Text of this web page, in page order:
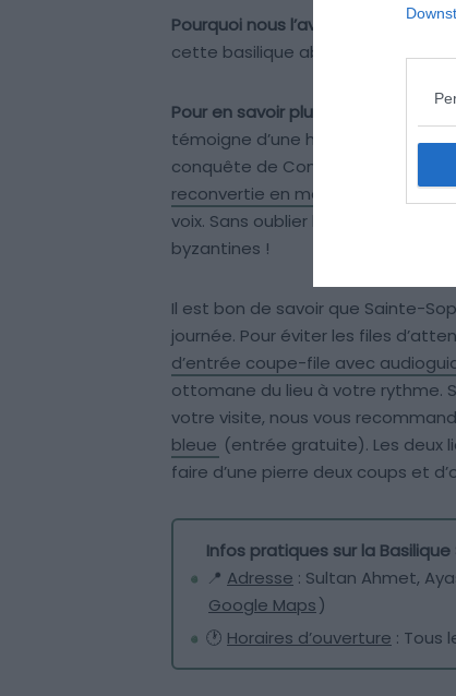
Pourquoi nous l’avons sélectionné :
cette basilique abrite des
Pour en savoir plus :
La Basilique
témoigne d’une histoire
conquête de Constantinople.
reconvertie en mosquée en
voix. Sans oublier les galeries
byzantines !
Il est bon de savoir que Sainte-
journée. Pour éviter les files
d’entrée coupe-file avec
ottomane du lieu à votre rythme.
votre visite, nous vous
bleue (entrée gratuite). Les deux
faire d’une pierre deux coups et
Infos pratiques sur la
📍 Adresse : Sultan Ahmet,
Google Maps)
🕐 Horaires d’ouverture : Tous